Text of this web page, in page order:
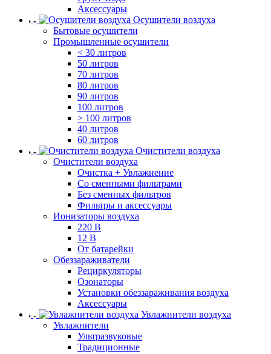
Аксессуары
Осушители воздуха
Бытовые осушители
Промышленные осушители
< 30 литров
50 литров
70 литров
80 литров
90 литров
100 литров
> 100 литров
40 литров
60 литров
Очистители воздуха
Очистители воздуха
Очистка + Увлажнение
Cо сменными фильтрами
Без сменных фильтров
Фильтры и аксессуары
Ионизаторы воздуха
220 В
12 В
От батарейки
Обеззараживатели
Рециркуляторы
Озонаторы
Установки обеззараживания воздуха
Аксессуары
Увлажнители воздуха
Увлажнители
Ультразвуковые
Традиционные